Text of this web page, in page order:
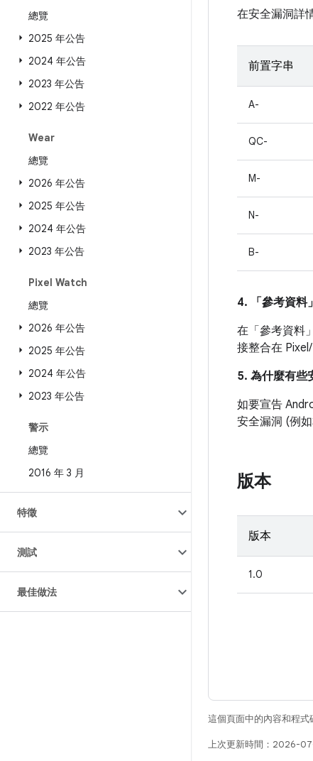
總覽
2025 年公告
2024 年公告
2023 年公告
2022 年公告
Wear
總覽
2026 年公告
2025 年公告
2024 年公告
2023 年公告
Pixel Watch
總覽
2026 年公告
2025 年公告
2024 年公告
2023 年公告
警示
總覽
2016 年 3 月
特徵
測試
最佳做法
在安全漏洞詳
前置字串
A-
QC-
M-
N-
B-
4. 「參考資料」
在「參考資料」
接整合在
5. 為什麼有些
如要宣告
安全漏洞 (例
版本
版本
1.0
這個頁面中的內容和程式
上次更新時間：2026-